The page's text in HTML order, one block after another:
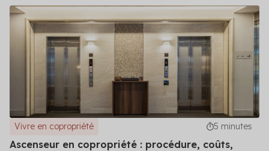
Vivre en copropriété 5 minutes
Ascenseur en copropriété : procédure, coûts,